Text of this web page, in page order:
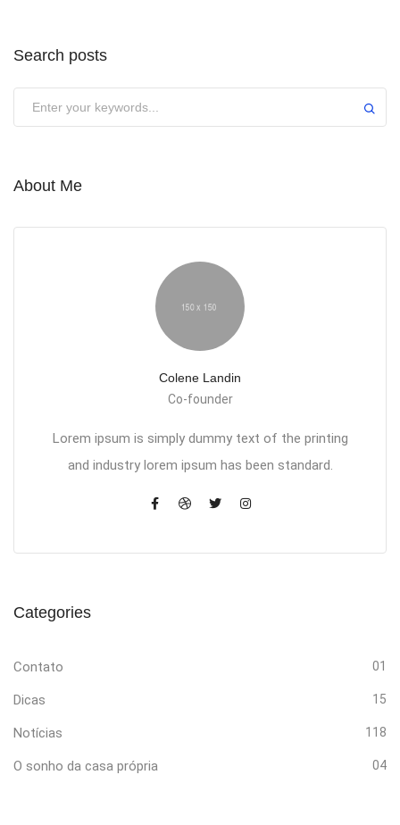
Search posts
About Me
Colene Landin
Co-founder
Lorem ipsum is simply dummy text of the printing
and industry lorem ipsum has been standard.
Categories
Contato 01
Dicas 15
Notícias 118
O sonho da casa própria 04